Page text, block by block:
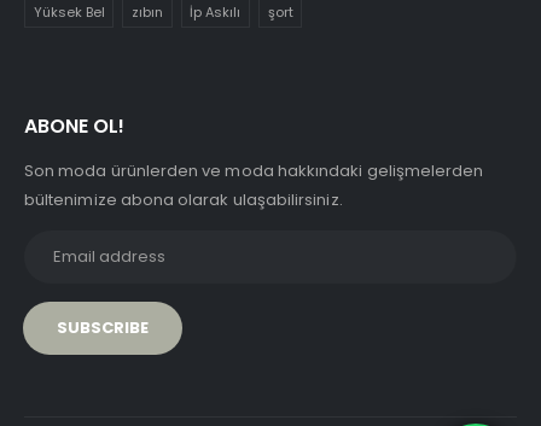
Yüksek Bel zıbın İp Askılı şort
ABONE OL!
Son moda ürünlerden ve moda hakkındaki gelişmelerden
bültenimize abona olarak ulaşabilirsiniz.